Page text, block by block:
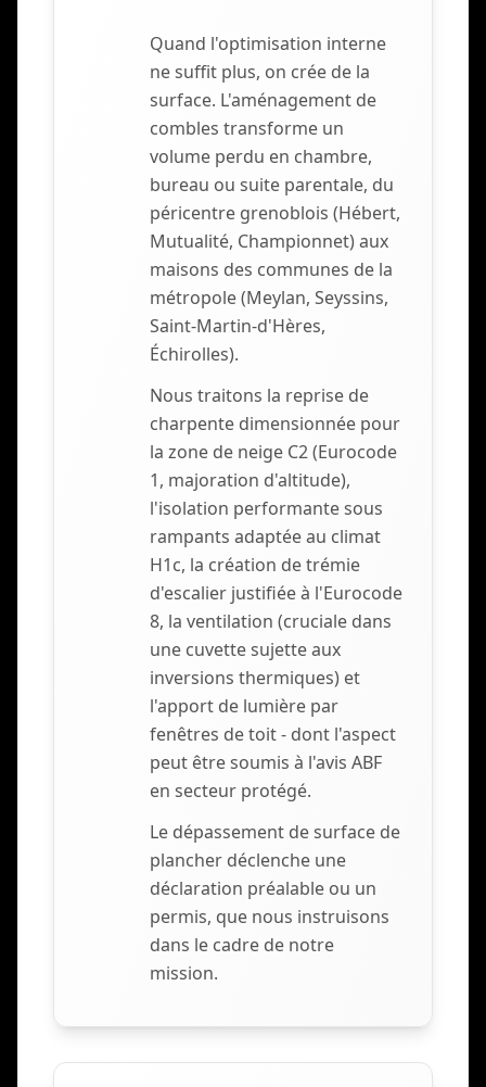
Quand l'optimisation interne
ne suffit plus, on crée de la
surface. L'aménagement de
combles transforme un
volume perdu en chambre,
bureau ou suite parentale, du
péricentre grenoblois (Hébert,
Mutualité, Championnet) aux
maisons des communes de la
métropole (Meylan, Seyssins,
Saint-Martin-d'Hères,
Échirolles).
Nous traitons la reprise de
charpente dimensionnée pour
la zone de neige C2 (Eurocode
1, majoration d'altitude),
l'isolation performante sous
rampants adaptée au climat
H1c, la création de trémie
d'escalier justifiée à l'Eurocode
8, la ventilation (cruciale dans
une cuvette sujette aux
inversions thermiques) et
l'apport de lumière par
fenêtres de toit - dont l'aspect
peut être soumis à l'avis ABF
en secteur protégé.
Le dépassement de surface de
plancher déclenche une
déclaration préalable ou un
permis, que nous instruisons
dans le cadre de notre
mission.